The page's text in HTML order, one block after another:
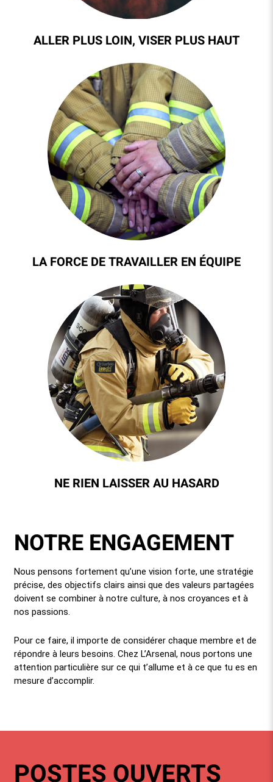
ALLER PLUS LOIN, VISER PLUS HAUT
LA FORCE DE TRAVAILLER EN ÉQUIPE
NE RIEN LAISSER AU HASARD
NOTRE ENGAGEMENT
Nous pensons fortement qu’une vision forte, une stratégie
précise, des objectifs clairs ainsi que des valeurs partagées
doivent se combiner à notre culture, à nos croyances et à
nos passions.
Pour ce faire, il importe de considérer chaque membre et de
répondre à leurs besoins. Chez L’Arsenal, nous portons une
attention particulière sur ce qui t’allume et à ce que tu es en
mesure d’accomplir.
POSTES OUVERTS